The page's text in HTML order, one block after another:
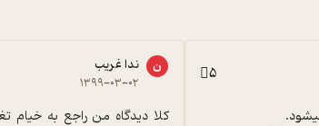
5 ن ندا غریب
۱۳۹۹-۰۳-۰۲